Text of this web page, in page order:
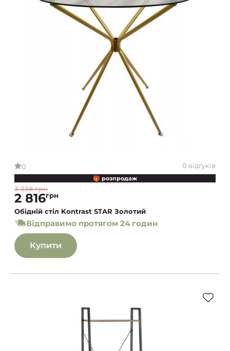
0 0 відгуків
🎁 розпродаж
3 238 грн
2 816грн
Обідній стіл Kontrast STAR Золотий
Відправимо протягом 24 годин
Купити